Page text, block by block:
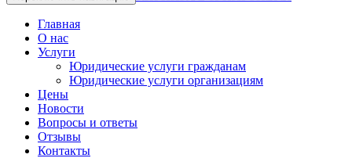
Главная
О нас
Услуги
Юридические услуги гражданам
Юридические услуги организациям
Цены
Новости
Вопросы и ответы
Отзывы
Контакты